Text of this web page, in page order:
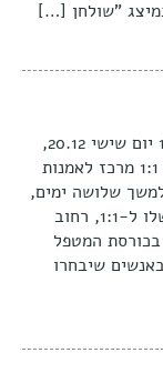
"שולחן […]
שעות הקבלה: יום חמישי 19.12, 18:00-21:00 יום שישי 20.12,
14:00-17:00 יום ראשון 22.12, 18:00-21:00 1:1 מרכז לאמנות
שאנן, ת״א. למשך שלושה ימים,
הפסיכותרפיסט רני לוי יעתיק את הקליניקה שלו ל-1:1, רחוב
בכורסת המטפל
שיבחרו